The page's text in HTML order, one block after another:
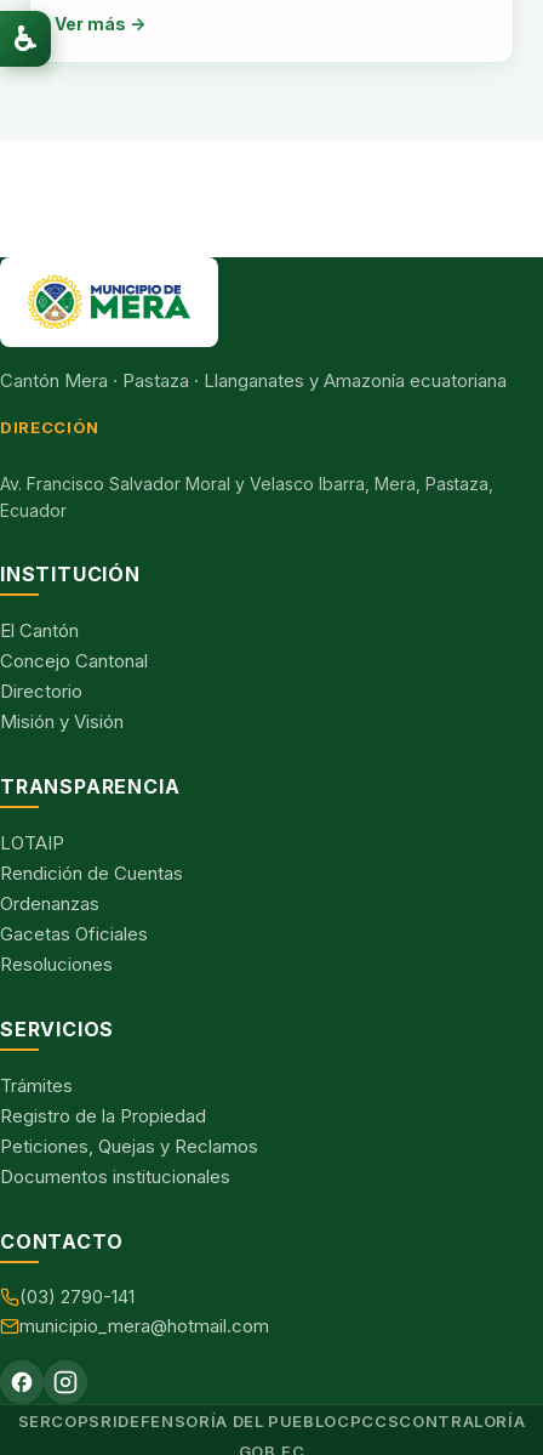
Ver más →
Cantón Mera · Pastaza · Llanganates y Amazonía ecuatoriana
DIRECCIÓN
Av. Francisco Salvador Moral y Velasco Ibarra, Mera, Pastaza,
Ecuador
INSTITUCIÓN
El Cantón
Concejo Cantonal
Directorio
Misión y Visión
TRANSPARENCIA
LOTAIP
Rendición de Cuentas
Ordenanzas
Gacetas Oficiales
Resoluciones
SERVICIOS
Trámites
Registro de la Propiedad
Peticiones, Quejas y Reclamos
Documentos institucionales
CONTACTO
(03) 2790-141
municipio_mera@hotmail.com
SERCOPSRIDEFENSORÍA DEL PUEBLOCPCCSCONTRALORÍA
♿